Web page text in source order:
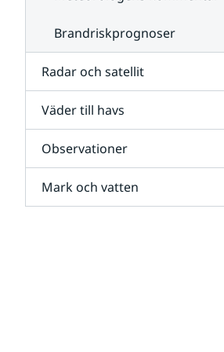
Brandriskprognoser
Radar och satellit
Väder till havs
Observationer
Mark och vatten